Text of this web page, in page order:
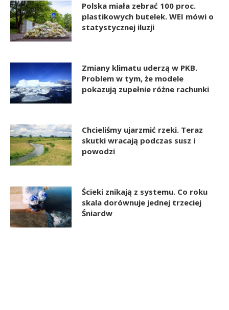
Polska miała zebrać 100 proc.
plastikowych butelek. WEI mówi o
statystycznej iluzji
Zmiany klimatu uderzą w PKB.
Problem w tym, że modele
pokazują zupełnie różne rachunki
Chcieliśmy ujarzmić rzeki. Teraz
skutki wracają podczas susz i
powodzi
Ścieki znikają z systemu. Co roku
skala dorównuje jednej trzeciej
Śniardw